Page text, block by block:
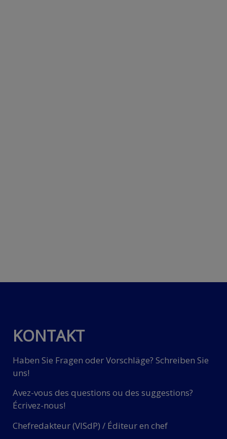
KONTAKT
Haben Sie Fragen oder Vorschläge? Schreiben Sie
uns!
Avez-vous des questions ou des suggestions?
Écrivez-nous!
Chefredakteur (VISdP) / Éditeur en chef